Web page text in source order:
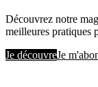
Découvrez notre
meilleures pratiques
Je découvreJe